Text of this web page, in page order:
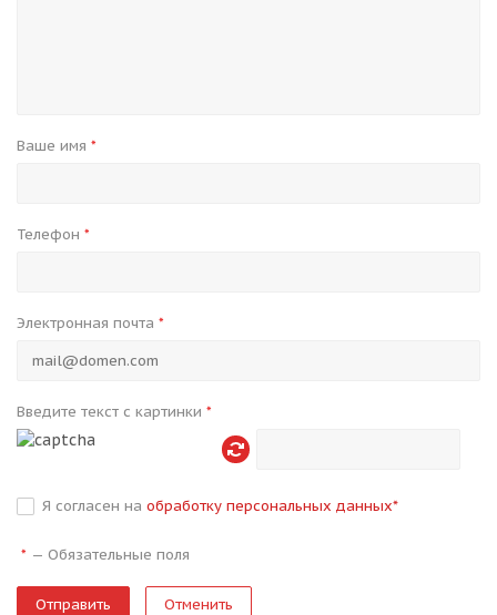
Ваше имя *
Телефон *
Электронная почта *
Введите текст с картинки *
Я согласен на обработку персональных данных*
* — Обязательные поля
Отменить